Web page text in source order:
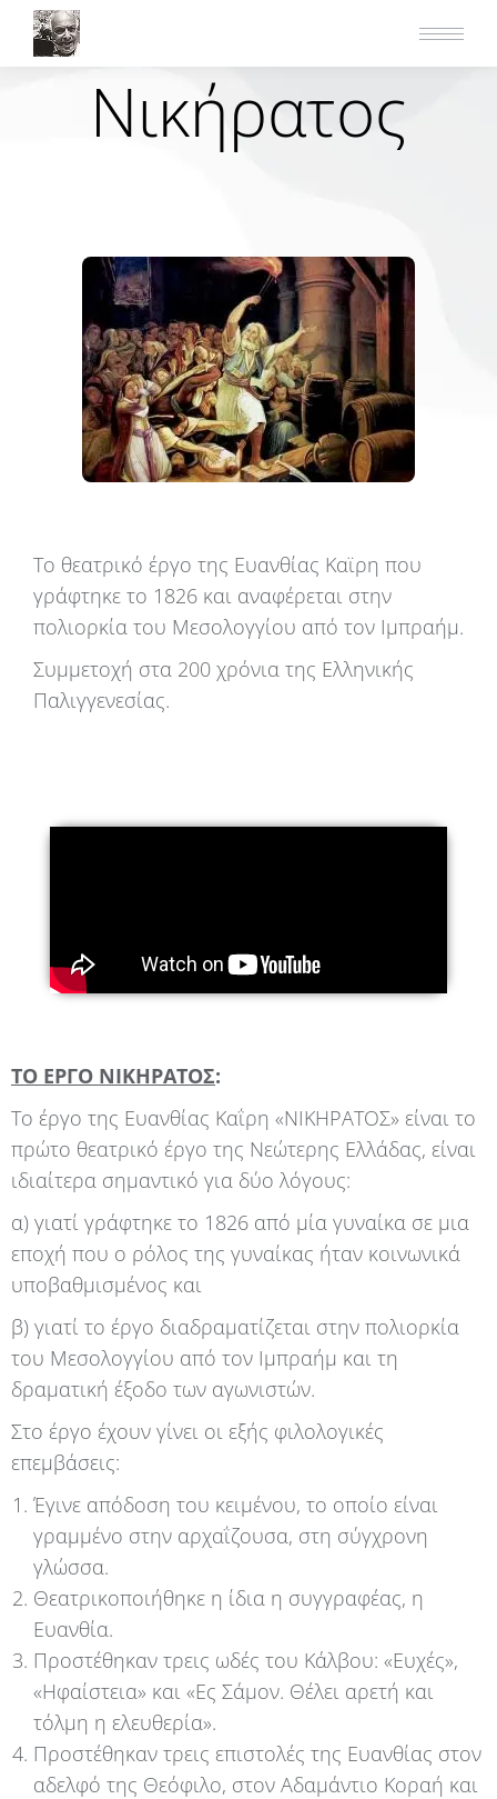
Νικήρατος
Το θεατρικό έργο της Ευανθίας Καϊρη που
γράφτηκε το 1826 και αναφέρεται στην
πολιορκία του Μεσολογγίου από τον Ιμπραήμ.
Συμμετοχή στα 200 χρόνια της Ελληνικής
Παλιγγενεσίας.
ΤΟ ΕΡΓΟ ΝΙΚΗΡΑΤΟΣ:
Το έργο της Ευανθίας Καΐρη «ΝΙΚΗΡΑΤΟΣ» είναι το
πρώτο θεατρικό έργο της Νεώτερης Ελλάδας, είναι
ιδιαίτερα σημαντικό για δύο λόγους:
α) γιατί γράφτηκε το 1826 από μία γυναίκα σε μια
εποχή που ο ρόλος της γυναίκας ήταν κοινωνικά
υποβαθμισμένος και
β) γιατί το έργο διαδραματίζεται στην πολιορκία
του Μεσολογγίου από τον Ιμπραήμ και τη
δραματική έξοδο των αγωνιστών.
Στο έργο έχουν γίνει οι εξής φιλολογικές
επεμβάσεις:
Έγινε απόδοση του κειμένου, το οποίο είναι
γραμμένο στην αρχαΐζουσα, στη σύγχρονη
γλώσσα.
Θεατρικοποιήθηκε η ίδια η συγγραφέας, η
Ευανθία.
Προστέθηκαν τρεις ωδές του Κάλβου: «Ευχές»,
«Ηφαίστεια» και «Ες Σάμον. Θέλει αρετή και
τόλμη η ελευθερία».
Προστέθηκαν τρεις επιστολές της Ευανθίας στον
αδελφό της Θεόφιλο, στον Αδαμάντιο Κοραή και